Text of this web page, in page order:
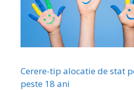
Cerere-tip alocatie de stat
peste 18 ani